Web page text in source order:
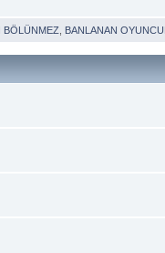
BÖLÜNMEZ BANLANAN